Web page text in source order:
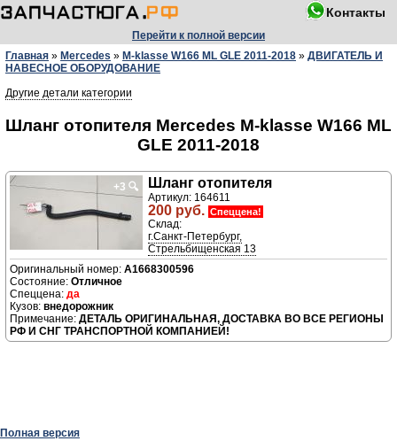
Контакты
Перейти к полной версии
Главная » Mercedes » M-klasse W166 ML GLE 2011-2018 » ДВИГАТЕЛЬ И
НАВЕСНОЕ ОБОРУДОВАНИЕ
Другие детали категории
Шланг отопителя Mercedes M-klasse W166 ML
GLE 2011-2018
+3 🔍 Шланг отопителя
Артикул: 164611
200 руб. Спеццена!
Склад:
г.Санкт-Петербург,
Стрельбищенская 13
A1668300596
Отличное
да
внедорожник
ДЕТАЛЬ ОРИГИНАЛЬНАЯ, ДОСТАВКА ВО ВСЕ РЕГИОНЫ
РФ И СНГ ТРАНСПОРТНОЙ КОМПАНИЕЙ!
Полная версия